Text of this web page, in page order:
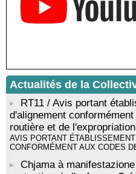
Residenza di scrittura di
Sardegna - Mediateca di
Résidence d’écriture et de
Castelli - Institut Mémoires de
Médiathèque de Castagniccia
Rencontre / dédicace avec
livre « La ballade du pendu du
Santa Lucia di Tallà
Actualités de la
RT11 / Avis portant
d'alignement
routière et de l'expropriation
AVIS PORTANT
CONFORMÉMENT AUX CODES
Chjama à